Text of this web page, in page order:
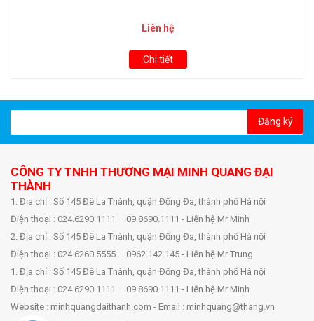
Liên hệ
Chi tiết
Đăng ký
CÔNG TY TNHH THƯƠNG MẠI MINH QUANG ĐẠI
THÀNH
1. Địa chỉ : Số 145 Đê La Thành, quận Đống Đa, thành phố Hà nội
Điện thoại : 024.6290.1111 – 09.8690.1111 - Liên hệ Mr Minh
2. Địa chỉ : Số 145 Đê La Thành, quận Đống Đa, thành phố Hà nội
Điện thoại : 024.6260.5555 – 0962.142.145 - Liên hệ Mr Trung
1. Địa chỉ : Số 145 Đê La Thành, quận Đống Đa, thành phố Hà nội
Điện thoại : 024.6290.1111 – 09.8690.1111 - Liên hệ Mr Minh
Website : minhquangdaithanh.com - Email : minhquang@thang.vn